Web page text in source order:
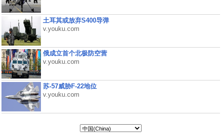
土耳其或放弃S400导弹
v.youku.com
俄成立首个北极防空营
v.youku.com
苏-57威胁F-22地位
v.youku.com